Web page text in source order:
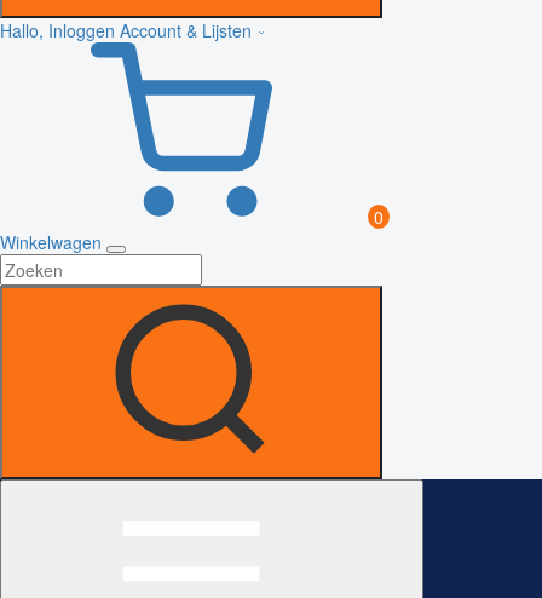
Hallo, Inloggen Account & Lijsten
0
Winkelwagen